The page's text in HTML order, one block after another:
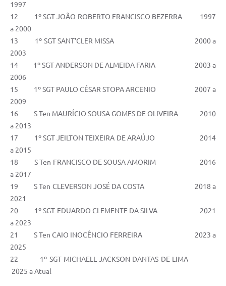
1997
12 1º SGT JOÃO ROBERTO FRANCISCO BEZERRA 1997
a 2000
13 1º SGT SANT’CLER MISSA 2000 a
2003
14 1º SGT ANDERSON DE ALMEIDA FARIA 2003 a
2006
15 1º SGT PAULO CÉSAR STOPA ARCENIO 2007 a
2009
16 S Ten MAURÍCIO SOUSA GOMES DE OLIVEIRA 2010
a 2013
17 1º SGT JEILTON TEIXEIRA DE ARAÚJO 2014
a 2015
18 S Ten FRANCISCO DE SOUSA AMORIM 2016
a 2017
19 S Ten CLEVERSON JOSÉ DA COSTA 2018 a
2021
20 1º SGT EDUARDO CLEMENTE DA SILVA 2021
a 2023
21 S Ten CAIO INOCÊNCIO FERREIRA 2023 a
2025
22 1º SGT MICHAELL JACKSON DANTAS DE LIMA
2025 a Atual